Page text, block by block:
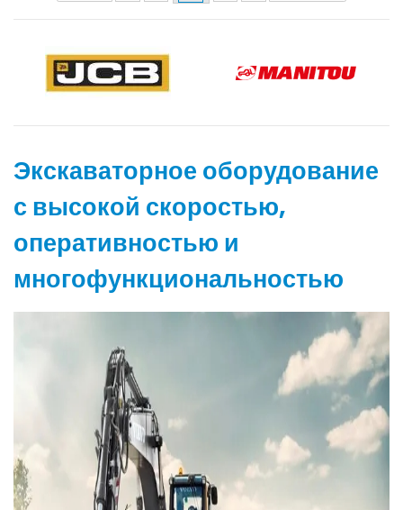
Экскаваторное оборудование
с высокой скоростью,
оперативностью и
многофункциональностью